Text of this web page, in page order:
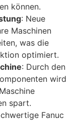
können.
: Neue
Maschinen
was die
optimiert.
: Durch den
wird
spart.
Fanuc